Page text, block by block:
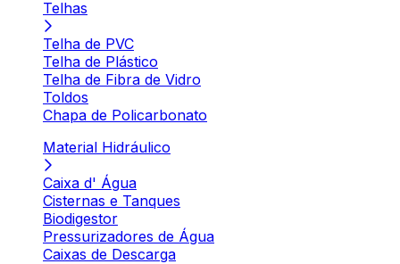
Telhas
Telha de PVC
Telha de Plástico
Telha de Fibra de Vidro
Toldos
Chapa de Policarbonato
Material Hidráulico
Caixa d' Água
Cisternas e Tanques
Biodigestor
Pressurizadores de Água
Caixas de Descarga